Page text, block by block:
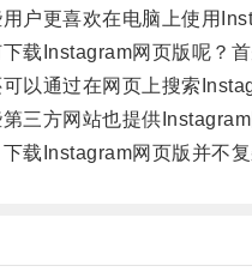
更喜欢在电脑上使用
Instagram网页版呢？首
通过在网页上搜索
方网站也提供Instagram
Instagram网页版并不复